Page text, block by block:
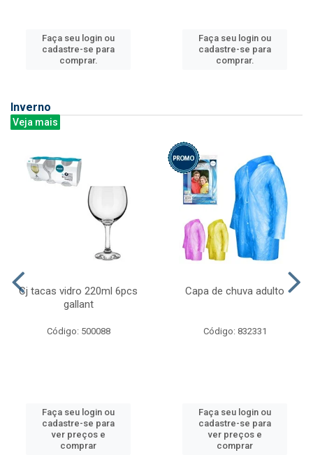
Faça seu login ou
cadastre-se para
comprar.
Faça seu login ou
cadastre-se para
comprar.
Inverno
Veja mais
Cj tacas vidro 220ml 6pcs
gallant
Código: 500088
Faça seu login ou
cadastre-se para
ver preços e
comprar
Capa de chuva adulto
Código: 832331
Faça seu login ou
cadastre-se para
ver preços e
comprar